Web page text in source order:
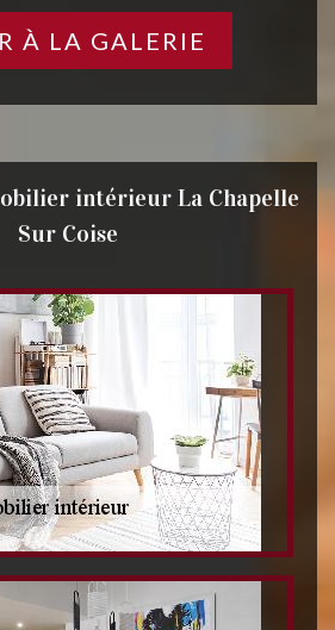
À LA GALERIE
intérieur La Chapelle
Sur Coise